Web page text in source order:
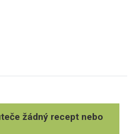
žádný recept nebo